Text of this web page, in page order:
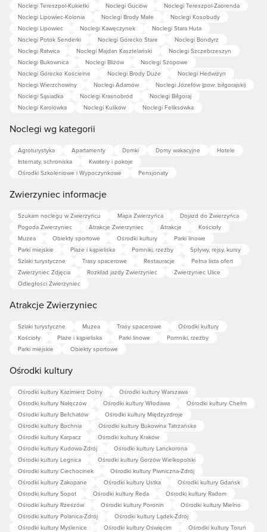
Noclegi Tereszpol-Kukiełki
Noclegi Guciów
Noclegi Tereszpol-Zaorenda
Noclegi Lipowiec-Kolonia
Noclegi Brody Małe
Noclegi Kosobudy
Noclegi Lipowiec
Noclegi Kawęczynek
Noclegi Stara Huta
Noclegi Potok Senderki
Noclegi Górecko Stare
Noclegi Bondyrz
Noclegi Ratwica
Noclegi Majdan Kasztelański
Noclegi Szczebrzeszyn
Noclegi Bukownica
Noclegi Bliżów
Noclegi Szopowe
Noclegi Górecko Kościelne
Noclegi Brody Duże
Noclegi Hedwiżyn
Noclegi Wierzchowiny
Noclegi Adamów
Noclegi Józefów (pow. biłgorajski)
Noclegi Sąsiadka
Noclegi Krasnobród
Noclegi Biłgoraj
Noclegi Karolówka
Noclegi Kulików Noclegi Feliksówka
Noclegi wg kategorii
Agroturystyka Apartamenty Domki Domy wakacyjne
Hotele
Internaty, schroniska
Kwatery i pokoje
Ośrodki Szkoleniowe i Wypoczynkowe
Pensjonaty
Zwierzyniec informacje
Szukam noclegu w Zwierzyńcu Mapa Zwierzyńca
Dojazd do Zwierzyńca
Pogoda Zwierzyniec
Atrakcje Zwierzyniec Atrakcje
Kościoły
Muzea
Obiekty sportowe Ośrodki kultury
Parki linowe
Parki miejskie
Plaże i kąpieliska Pomniki, rzeźby
Spływy, rejsy, kursy
Szlaki turystyczne
Trasy spacerowe Restauracje
Pełna lista ofert
Zwierzyniec Zdjęcia
Rozkład jazdy Zwierzyniec
Zwierzyniec Ulice
Odległości Zwierzyniec
Atrakcje Zwierzyniec
Szlaki turystyczne Muzea Trasy spacerowe
Ośrodki kultury
Kościoły
Plaże i kąpieliska Parki linowe
Pomniki, rzeźby
Parki miejskie
Obiekty sportowe
Ośrodki kultury
Ośrodki kultury Kazimierz Dolny
Ośrodki kultury Warszawa
Ośrodki kultury Nałęczów
Ośrodki kultury Włodawa
Ośrodki kultury Chełm
Ośrodki kultury Bełchatów
Ośrodki kultury Międzyzdroje
Ośrodki kultury Bochnia
Ośrodki kultury Bukowina Tatrzańska
Ośrodki kultury Karpacz
Ośrodki kultury Kraków
Ośrodki kultury Kudowa-Zdrój
Ośrodki kultury Lanckorona
Ośrodki kultury Legnica
Ośrodki kultury Gorzów Wielkopolski
Ośrodki kultury Ciechocinek
Ośrodki kultury Piwniczna-Zdrój
Ośrodki kultury Zakopane
Ośrodki kultury Ustka
Ośrodki kultury Gdańsk
Ośrodki kultury Sopot
Ośrodki kultury Reda
Ośrodki kultury Radom
Ośrodki kultury Rzeszów
Ośrodki kultury Poronin
Ośrodki kultury Mielno
Ośrodki kultury Polanica-Zdrój
Ośrodki kultury Lądek-Zdrój
Ośrodki kultury Myślenice
Ośrodki kultury Oświęcim
Ośrodki kultury Toruń